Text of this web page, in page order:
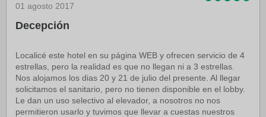
01 agosto 2017
Decepción
Localicé este hotel en su página WEB y ofrecen servicio de 4
estrellas, pero la realidad es que no llegan ni a 3 estrellas.
Nos alojamos los dias 20 y 21 de julio del presente. Al llegar
solicitamos el sanitario, pero no tienen disponible en el lobby.
Le dan un uso selectivo al elevador, a nosotros no nos
permitieron usarlo y tuvimos que llevar a cuestas nuestros